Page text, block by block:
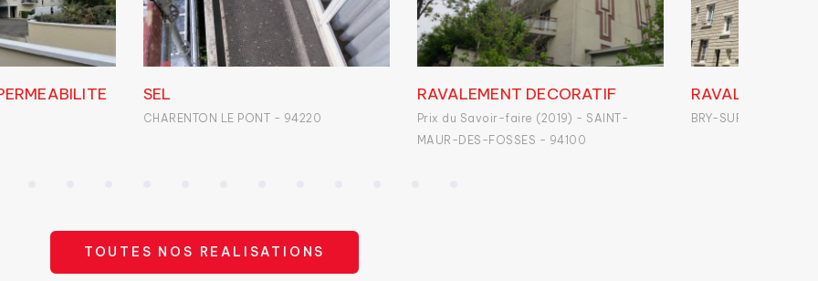
RAVALEMENT DECORATIF
Prix du Savoir-faire (2019) - SAINT-
RAVALEMENT IMPERMEABILITE
BRY-SUR-MARNE - 94360
PIERRE / BRIQUE
PARIS - 75015
TOUTES NOS REALISATIONS